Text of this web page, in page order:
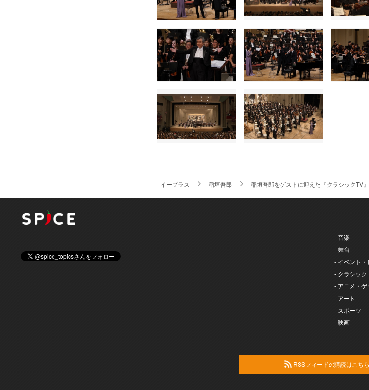
イープラス 稲垣吾郎 稲垣吾郎をゲストに迎えた『クラシックTV
- 音楽
- 舞台
- イベント・
- クラシック
- アニメ・ゲ
- アート
- スポーツ
- 映画
RSSフィードの購読はこちら